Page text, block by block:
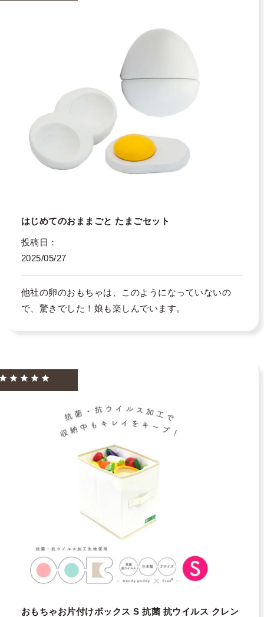
はじめてのおままごと たまごセット
投稿日
2025/05/27
他社の卵のおもちゃは、このようになっていないの
で、驚きでした！娘も楽しんでいます。
おもちゃお片付けボックス S 抗菌 抗ウイルス クレン